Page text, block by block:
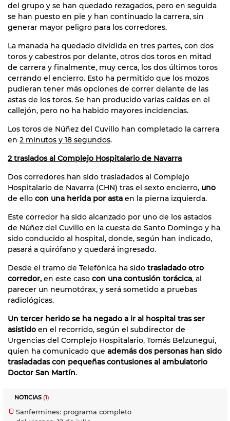
del grupo y se han quedado rezagados, pero en seguida
se han puesto en pie y han continuado la carrera, sin
generar mayor peligro para los corredores.
La manada ha quedado dividida en tres partes, con dos
toros y cabestros por delante, otros dos toros en mitad
de carrera y finalmente, muy cerca, los dos últimos toros
cerrando el encierro. Esto ha permitido que los mozos
pudieran tener más opciones de correr delante de las
astas de los toros. Se han producido varias caídas en el
callejón, pero no ha habido mayores incidencias.
Los toros de Núñez del Cuvillo han completado la carrera
en 2 minutos y 18 segundos.
2 traslados al Complejo Hospitalario de Navarra
Dos corredores han sido trasladados al Complejo
Hospitalario de Navarra (CHN) tras el sexto encierro, uno
de ello con una herida por asta en la pierna izquierda.
Este corredor ha sido alcanzado por uno de los astados
de Núñez del Cuvillo en la cuesta de Santo Domingo y ha
sido conducido al hospital, donde, según han indicado,
pasará a quirófano y quedará ingresado.
Desde el tramo de Telefónica ha sido trasladado otro
corredor, en este caso con una contusión torácica, al
parecer un neumotórax, y será sometido a pruebas
radiológicas.
Un tercer herido se ha negado a ir al hospital tras ser
asistido en el recorrido, según el subdirector de
Urgencias del Complejo Hospitalario, Tomás Belzunegui,
quien ha comunicado que además dos personas han sido
trasladadas con pequeñas contusiones al ambulatorio
Doctor San Martín.
NOTICIAS (1)
Sanfermines: programa completo